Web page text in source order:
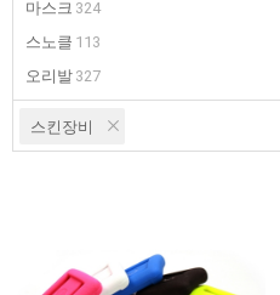
마스크 324
스노클 113
오리발 327
스킨장비